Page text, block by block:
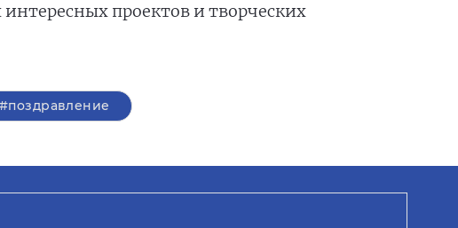
проектов и творческих
#поздравление